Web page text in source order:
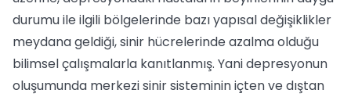
durumu ile ilgili bölgelerinde bazı yapısal değişiklikler
meydana geldiği, sinir hücrelerinde azalma olduğu
bilim­sel çalışmalarla kanıtlanmış. Yani depres­yonun
oluşumunda merkezi sinir sistemi­nin içten ve dıştan